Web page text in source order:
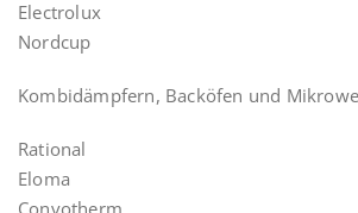
Electrolux
Nordcup
Kombidämpfern, Backöfen und
Rational
Eloma
Convotherm